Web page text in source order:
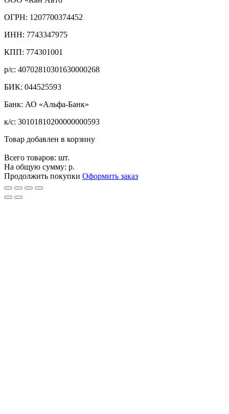
ОГРН: 1207700374452
ИНН: 7743347975
КПП: 774301001
р/с: 40702810301630000268
БИК: 044525593
Банк: АО «Альфа-Банк»
к/с: 30101810200000000593
Товар добавлен в корзину
Всего товаров: шт.
На общую сумму: р.
Продолжить покупки Оформить заказ